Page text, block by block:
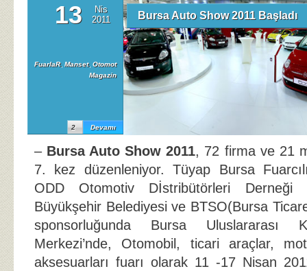
13
Nis
2011
FuarlaR, Manset, Otomot
Magazin
Devamı
2
Bursa Auto Show 2011 Başladı
– Bursa Auto Show 2011, 72 firma ve 21
7. kez düzenleniyor. Tüyap Bursa
ODD Otomotiv Dİstribütörleri
Büyükşehir Belediyesi ve BTSO(Bursa
sponsorluğunda Bursa
Merkezi’nde, Otomobil, ticari araçlar,
aksesuarları fuarı olarak 11 -17 Nisan